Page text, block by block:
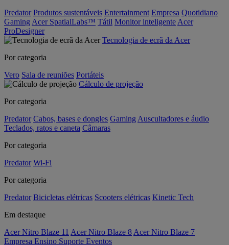
Predator Produtos sustentáveis Entertainment Empresa Quotidiano
Gaming Acer SpatialLabs™ Tátil Monitor inteligente Acer
ProDesigner
Tecnologia de ecrã da Acer
Por categoria
Vero Sala de reuniões Portáteis
Cálculo de projeção
Por categoria
Predator Cabos, bases e dongles Gaming Auscultadores e áudio
Teclados, ratos e caneta Câmaras
Por categoria
Predator Wi-Fi
Por categoria
Predator Bicicletas elétricas Scooters elétricas Kinetic Tech
Em destaque
Acer Nitro Blaze 11 Acer Nitro Blaze 8 Acer Nitro Blaze 7
Empresa Ensino Suporte Eventos